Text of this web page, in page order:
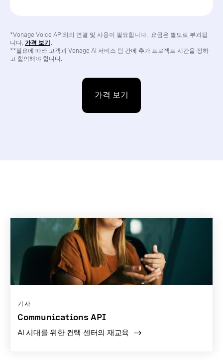
*Vonage Voice API와의 연결 및 사용이 필요합니다. 요금은 별도로 부과됩
니다. 가격 보기 .
**필요에 따라 고객과 Vonage AI 서비스 팀 간에 추가 프로젝트 시간을 정하
고 합의해야 합니다.
가격 보기
기사
Communications API
AI 시대를 위한 컨택 센터의 재교육